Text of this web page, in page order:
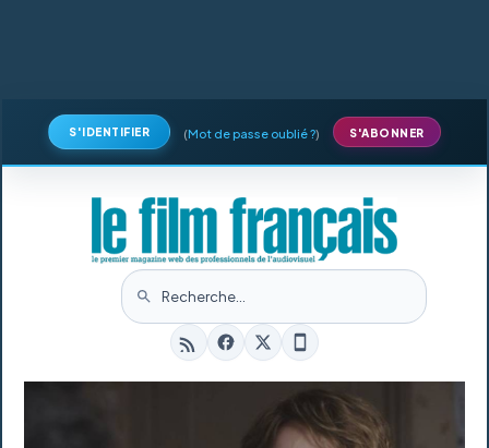
S'IDENTIFIER (Mot de passe oublié ?) S'ABONNER